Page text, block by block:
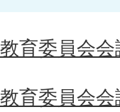
育委員会会
育委員会会